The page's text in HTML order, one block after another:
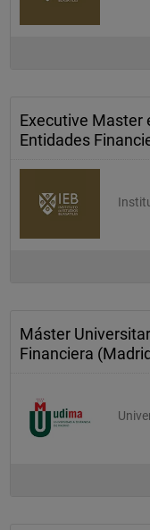
Executive Master
Entidades
Máster
Financiera